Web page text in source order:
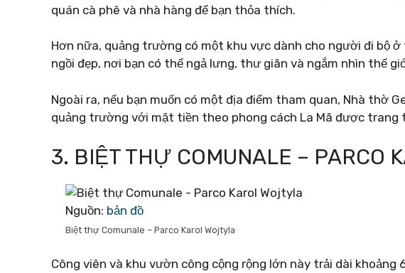
quán cà phê và nhà hàng để bạn thỏa thích.
Hơn nữa, quảng trường có một khu vực dành cho người đi bộ
ngồi đẹp, nơi bạn có thể ngả lưng, thư giãn và ngắm nhìn thế
Ngoài ra, nếu bạn muốn có một địa điểm tham quan, Nhà thờ
quảng trường với mặt tiền theo phong cách La Mã được trang
3. BIỆT THỰ COMUNALE – PARCO
Nguồn: bản đồ
Biệt thự Comunale – Parco Karol Wojtyla
Công viên và khu vườn công cộng rộng lớn này trải dài